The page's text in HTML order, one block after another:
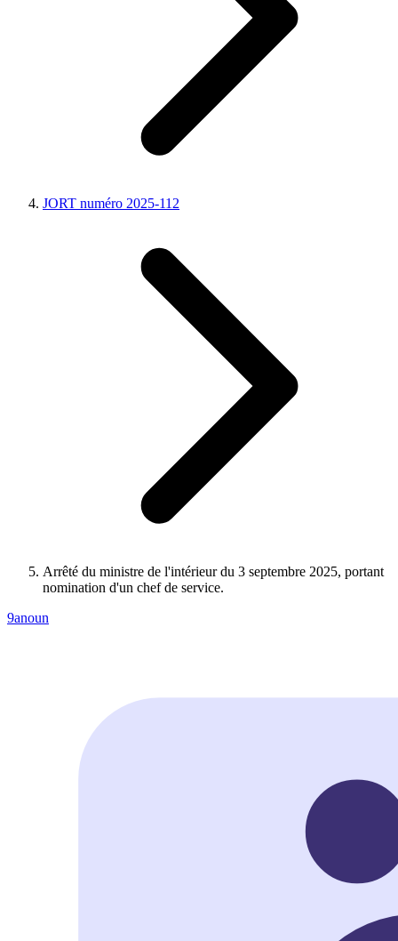
JORT numéro 2025-112
Arrêté du ministre de l'intérieur du 3 septembre 2025, portant
nomination d'un chef de service.
9anoun